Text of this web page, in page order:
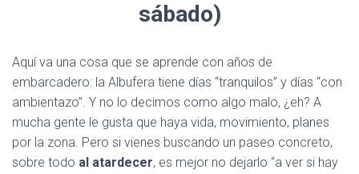
sábado)
Aquí va una cosa que se aprende con años de
embarcadero: la Albufera tiene días “tranquilos” y días “con
ambientazo”. Y no lo decimos como algo malo, ¿eh? A
mucha gente le gusta que haya vida, movimiento, planes
por la zona. Pero si vienes buscando un paseo concreto,
sobre todo al atardecer, es mejor no dejarlo “a ver si hay